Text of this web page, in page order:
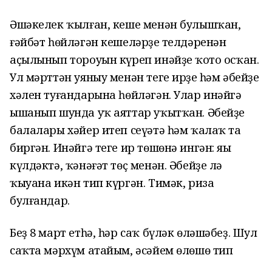
Әшәкелек ҡылған, кеше менән булышҡан,
ғәйбәт һөйләгән кешеләрҙең телдәренән
аҫылынып тороуын күреп инәйҙең ҡото осҡан.
Ул мәрттән уяныу менән теге ирҙең һәм әбейҙең
хәлен туғандарына һөйләгән. Улар инәйгә
ышанып шунда уҡ аяттар уҡытҡан. Әбейҙең
балалары хәйер итеп сеүәтә һәм ҡалаҡ та
биргән. Инәйгә теге ир төшөнә ингән: яңы
күлдәктә, ҡәнәғәт төҫ менән. Әбейҙе лә
ҡыуана икән тип күргән. Тимәк, риза
булғандар.
Беҙ 8 март етһә, һәр саҡ бүләк өләшәбеҙ. Шул
саҡта мәрхүм атайым, әсәйем өлөшө тип